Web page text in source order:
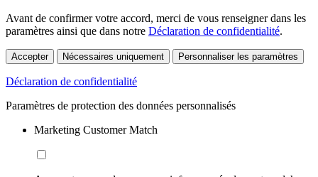
Avant de confirmer votre accord, merci de vous renseigner dans les
paramètres ainsi que dans notre Déclaration de confidentialité.
Accepter Nécessaires uniquement Personnaliser les paramètres
Déclaration de confidentialité
Paramètres de protection des données personnalisés
Marketing Customer Match